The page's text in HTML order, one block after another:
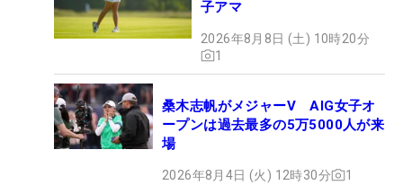
子アマ
2026年8月8日 (土) 10時20分
1
桑木志帆がメジャーV AIG女子オ
ープンは過去最多の5万5000人が来
場
2026年8月4日 (火) 12時30分 1